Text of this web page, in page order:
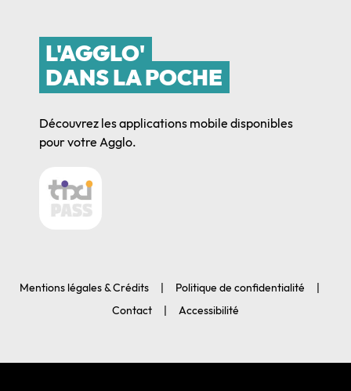
L'AGGLO'
DANS LA POCHE
Découvrez les applications mobile disponibles
pour votre Agglo.
Mentions légales & Crédits
Politique de confidentialité
Contact
Accessibilité